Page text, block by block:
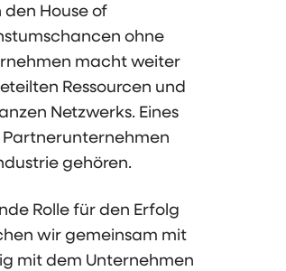
House of
ohne
macht weiter
Ressourcen und
Netzwerks. Eines
Partnerunternehmen
gehören.
Rolle für den Erfolg
wir gemeinsam mit
mit dem Unternehmen